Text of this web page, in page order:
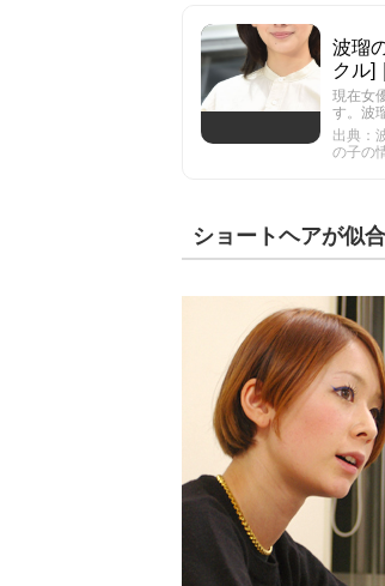
波瑠
クル]
現在女
す。波
出典：
の子の
ショートヘアが似